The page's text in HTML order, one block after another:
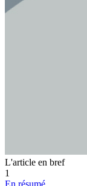
L'article en bref
1